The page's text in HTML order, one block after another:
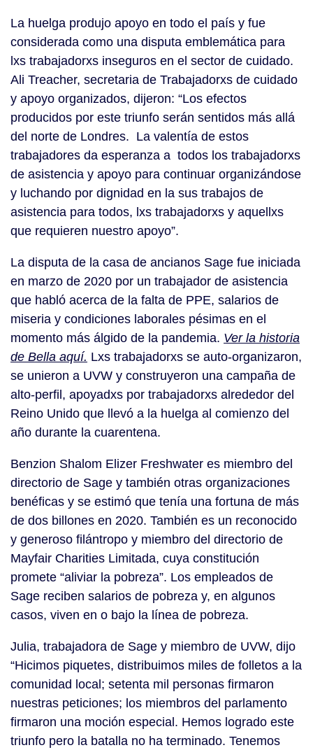
La huelga produjo apoyo en todo el país y fue
considerada como una disputa emblemática para
lxs trabajadorxs inseguros en el sector de cuidado.
Ali Treacher, secretaria de Trabajadorxs de cuidado
y apoyo organizados, dijeron: “Los efectos
producidos por este triunfo serán sentidos más allá
del norte de Londres. La valentía de estos
trabajadores da esperanza a todos los trabajadorxs
de asistencia y apoyo para continuar organizándose
y luchando por dignidad en la sus trabajos de
asistencia para todos, lxs trabajadorxs y aquellxs
que requieren nuestro apoyo”.
La disputa de la casa de ancianos Sage fue iniciada
en marzo de 2020 por un trabajador de asistencia
que habló acerca de la falta de PPE, salarios de
miseria y condiciones laborales pésimas en el
momento más álgido de la pandemia. Ver la historia
de Bella aquí. Lxs trabajadorxs se auto-organizaron,
se unieron a UVW y construyeron una campaña de
alto-perfil, apoyadxs por trabajadorxs alrededor del
Reino Unido que llevó a la huelga al comienzo del
año durante la cuarentena.
Benzion Shalom Elizer Freshwater es miembro del
directorio de Sage y también otras organizaciones
benéficas y se estimó que tenía una fortuna de más
de dos billones en 2020. También es un reconocido
y generoso filántropo y miembro del directorio de
Mayfair Charities Limitada, cuya constitución
promete “aliviar la pobreza”. Los empleados de
Sage reciben salarios de pobreza y, en algunos
casos, viven en o bajo la línea de pobreza.
Julia, trabajadora de Sage y miembro de UVW, dijo
“Hicimos piquetes, distribuimos miles de folletos a la
comunidad local; setenta mil personas firmaron
nuestras peticiones; los miembros del parlamento
firmaron una moción especial. Hemos logrado este
triunfo pero la batalla no ha terminado. Tenemos